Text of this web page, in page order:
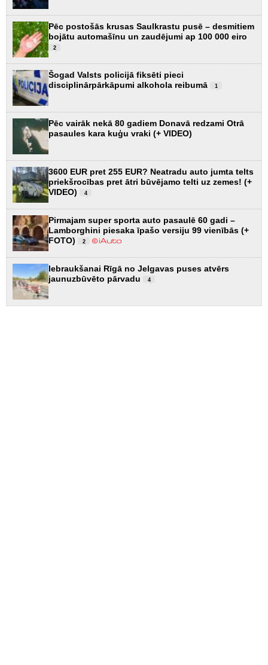
Pēc postošās krusas Saulkrastu pusē – desmitiem
bojātu automašīnu un zaudējumi ap 100 000 eiro
2
Šogad Valsts policijā fiksēti pieci
disciplinārpārkāpumi alkohola reibumā
1
Pēc vairāk nekā 80 gadiem Donavā redzami Otrā
pasaules kara kuģu vraki (+ VIDEO)
3600 EUR pret 255 EUR? Neatradu auto jumta telts
priekšrocības pret ātri būvējamo telti uz zemes! (+
VIDEO)
4
Pirmajam super sporta auto pasaulē 60 gadi –
Lamborghini piesaka īpašo versiju 99 vienībās (+
FOTO)
2
Iebraukšanai Rīgā no Jelgavas puses atvērs
jaunuzbūvēto pārvadu
4